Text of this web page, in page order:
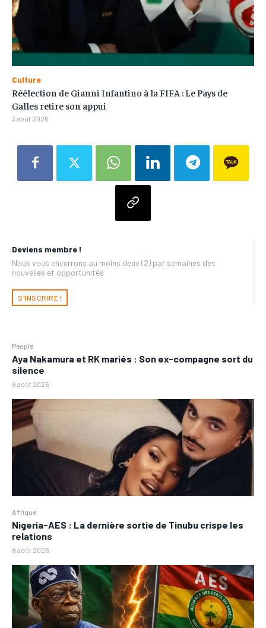
Deviens membre !
Nous vous enverrons au moins deux (2) par semaines des
nouvelles et opportunités
S'INSCRIRE !
People
Aya Nakamura et RK mariés : Son ex-compagne sort du
silence
8 août 2026
Afrique
Nigeria-AES : La dernière sortie de Tinubu crispe les
relations
8 août 2026
Culture
Réélection de Gianni Infantino à la FIFA : Le Pays de
Galles retire son appui
3 août 2026